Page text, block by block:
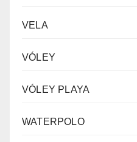
VELA
VÓLEY
VÓLEY PLAYA
WATERPOLO